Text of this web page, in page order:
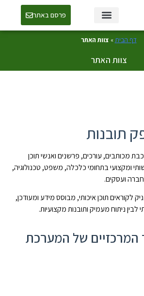
פרסם באתר
דף הבית» צוות האתר
צוות האתר
תובנות
מכותבים, עורכים, פרשנים ואנשי תוכן
ומקצועי בתחומי כלכלה, משפט, טכנולוגיה,
חברה ועסקים.
לקוראים תוכן איכותי, מבוסס מידע ומעודכן,
לבין ניתוח מעמיק ותובנות מקצועיות.
המרכזיים של המערכת